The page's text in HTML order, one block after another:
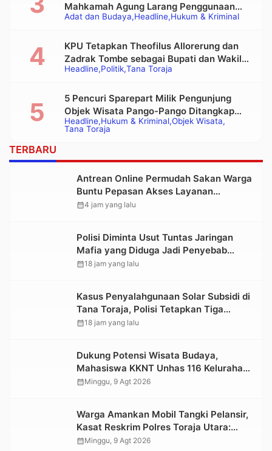
Adat dan Budaya Headline Hukum & Kriminal
Mahkamah Agung Larang Penggunaan
Alat Berat pada Eksekusi Rumah Adat
Headline Politik Tana Toraja
KPU Tetapkan Theofilus Allorerung dan
Zadrak Tombe sebagai Bupati dan Wakil
Bupati Tana Toraja Terpilih
Headline Hukum & Kriminal Objek Wisata
Tana Toraja
5 Pencuri Sparepart Milik Pengunjung
Objek Wisata Pango-Pango Ditangkap
Polisi
TERBARU
Antrean Online Permudah Sakan Warga
Buntu Pepasan Akses Layanan
Kesehatan Tanpa Hambatan
calendar_month4 jam yang lalu
Polisi Diminta Usut Tuntas Jaringan
Mafia yang Diduga Jadi Penyebab
Kelangkaan BBM di Toraja
calendar_month18 jam yang lalu
Kasus Penyalahgunaan Solar Subsidi di
Tana Toraja, Polisi Tetapkan Tiga
Tersangka Baru
calendar_month18 jam yang lalu
Dukung Potensi Wisata Budaya,
Mahasiswa KKNT Unhas 116 Kelurahan
Nonongan Utara Pasang Papan
calendar_monthMinggu, 9 Agt 2026
Warga Amankan Mobil Tangki Pelansir,
Kasat Reskrim Polres Toraja Utara:
Proses Hukum Berjalan Transparan
calendar_monthMinggu, 9 Agt 2026